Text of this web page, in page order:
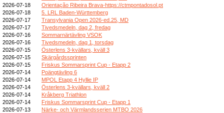
2026-07-18
Orientação Ribeira Brava-https://ctmpontadosol.pt
2026-07-18
5. LRL Baden-Württemberg
2026-07-17
Transylvania Open 2026-ed.25, MD
2026-07-17
Tivedsmedeln, dag 2, fredag
2026-07-16
Sommarnärtävling VSOK
2026-07-16
Tivedsmedeln, dag 1, torsdag
2026-07-15
Österlens 3-kvällars, kväll 3
2026-07-15
Skärgårdssprinten
2026-07-15
Friskus Sommarsprint Cup - Etapp 2
2026-07-14
Poängtävling 6
2026-07-14
MPOL Etapp 4 Hyllie IP
2026-07-14
Österlens 3-kvällars, kväll 2
2026-07-14
Kråkberg Triathlon
2026-07-14
Friskus Sommarsprint Cup - Etapp 1
2026-07-13
Närke- och Värmlandsserien MTBO 2026